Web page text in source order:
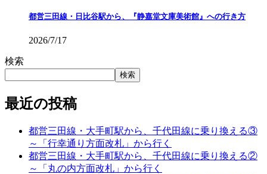
都営三田線・日比谷駅から、『静嘉堂文庫美術館』への行き方
2026/7/17
検索
検索
最近の投稿
都営三田線・大手町駅から、千代田線に乗り換える③
～「行幸通り方面改札」から行く
都営三田線・大手町駅から、千代田線に乗り換える②
～「丸の内方面改札」から行く